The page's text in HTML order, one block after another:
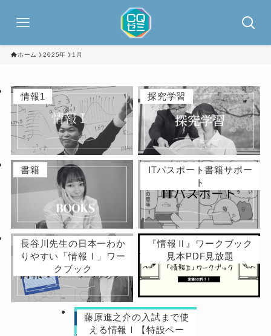
ホーム 2025年 1月
情報1 探究学習
書籍
ITパスポート書籍サポー
ト
長谷川先生の日本一わか
りやすい「情報Ⅰ」ワー
クブック
『情報Ⅱ』ワークブック
見本PDF見放題
藤原進之介の入試まで使
える情報Ⅰ【特設ペー